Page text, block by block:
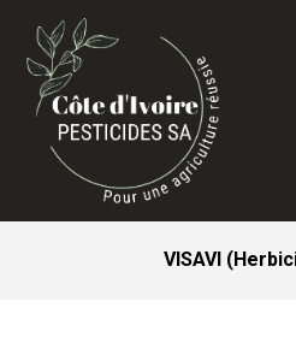
VISAVI